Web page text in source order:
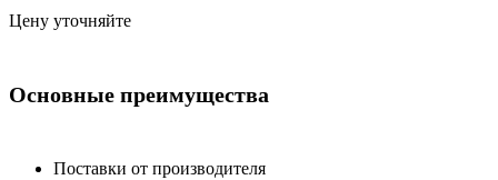
Цену уточняйте
Основные преимущества
Поставки от производителя